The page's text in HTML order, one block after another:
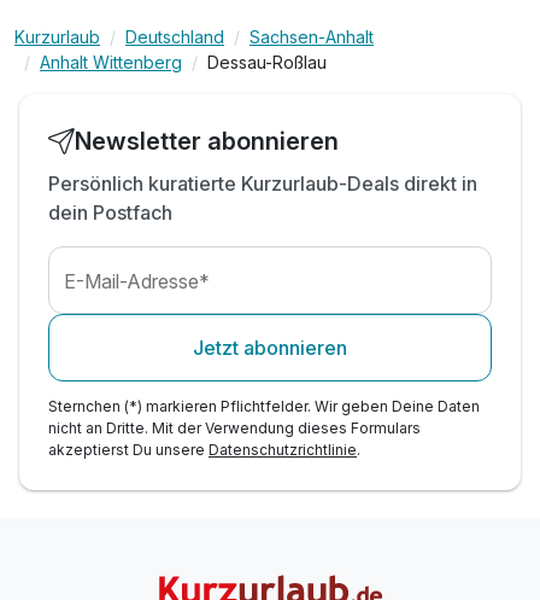
inkl. W-LAN
Kurzurlaub Deutschland
Sachsen-Anhalt
Anhalt Wittenberg
Dessau-Roßlau
Newsletter abonnieren
Persönlich kuratierte Kurzurlaub-Deals direkt in
dein Postfach
E-Mail-Adresse*
Jetzt abonnieren
Sternchen (*) markieren Pflichtfelder. Wir geben Deine Daten
nicht an Dritte. Mit der Verwendung dieses Formulars
akzeptierst Du unsere Datenschutzrichtlinie.